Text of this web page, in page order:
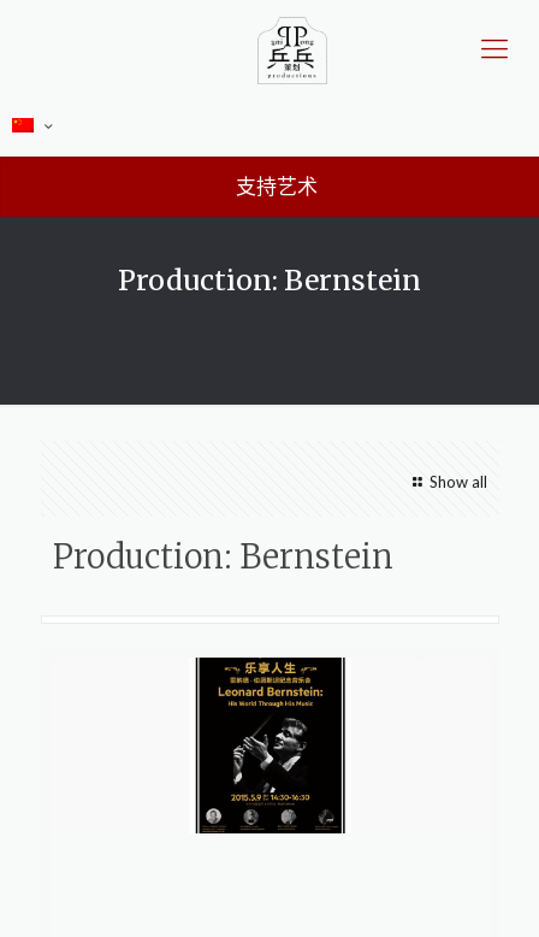
支持艺术
Production: Bernstein
Show all
Production: Bernstein